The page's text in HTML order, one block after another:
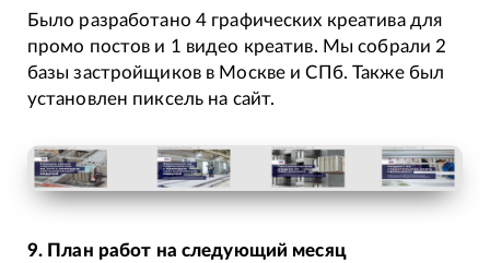
Было разработано 4 графических креатива для
промо постов и 1 видео креатив. Мы собрали 2
базы застройщиков в Москве и СПб. Также был
установлен пиксель на сайт.
9. План работ на следующий месяц